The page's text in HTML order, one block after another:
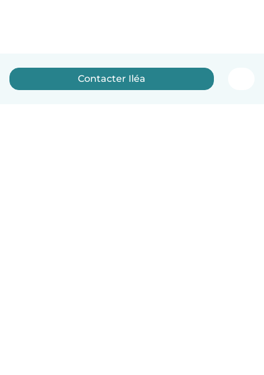
Contacter Iléa